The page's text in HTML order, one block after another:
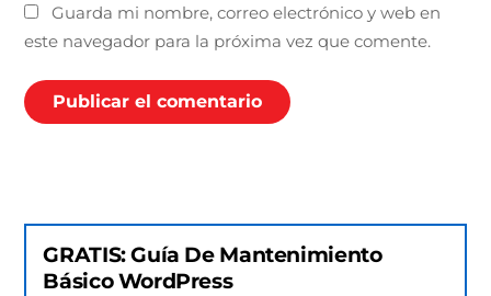
Guarda mi nombre, correo electrónico y web en
este navegador para la próxima vez que comente.
GRATIS: Guía De Mantenimiento
Básico WordPress